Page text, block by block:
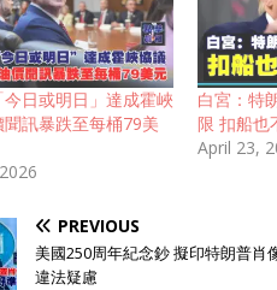
日或明日」達成霍峽
訊暴跌至每桶79美
白宮：特
限 扣船也
April 23,
PREVIOUS
美國250周年紀念鈔 擬印特朗普肖
違法疑慮